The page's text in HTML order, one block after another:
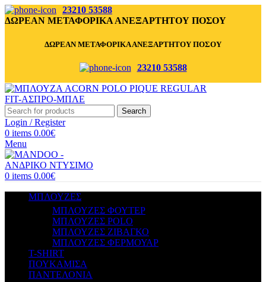
23210 53588
ΔΩΡΕΑΝ ΜΕΤΑΦΟΡΙΚΑ ΑΝΕΞΑΡΤΗΤΟΥ ΠΟΣΟΥ
ΔΩΡΕΑΝ ΜΕΤΑΦΟΡΙΚΑ ΑΝΕΞΑΡΤΗΤΟΥ ΠΟΣΟΥ
23210 53588
Search
Login / Register
0 items 0.00€
Menu
0 items 0.00€
ΜΠΛΟΥΖΕΣ
ΜΠΛΟΥΖΕΣ ΦΟΥΤΕΡ
ΜΠΛΟΥΖΕΣ POLO
ΜΠΛΟΥΖΕΣ ΖΙΒΑΓΚΟ
ΜΠΛΟΥΖΕΣ ΦΕΡΜΟΥΑΡ
T-SHIRT
ΠΟΥΚΑΜΙΣΑ
ΠΑΝΤΕΛΟΝΙΑ